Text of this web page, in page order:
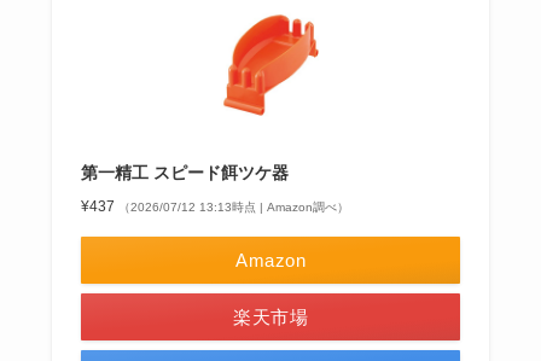
第一精工 スピード餌ツケ器
¥437 （2026/07/12 13:13時点 | Amazon調べ）
Amazon
楽天市場